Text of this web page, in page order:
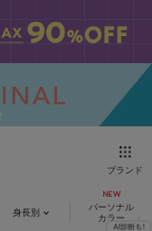
ブランド
身長別
パーソナル
カラー